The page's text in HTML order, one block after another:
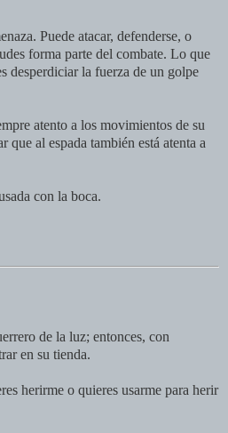
Puede atacar, defenderse, o
forma parte del combate. Lo que
desperdiciar la fuerza de un golpe
atento a los movimientos de su
que al espada también está atenta a
con la boca.
de la luz; entonces, con
en su tienda.
herirme o quieres usarme para herir